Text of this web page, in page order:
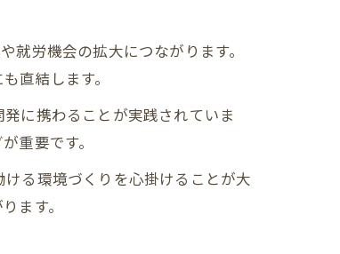
労機会の拡大につながります。
直結します。
に携わることが実践されていま
重要です。
る環境づくりを心掛けることが大
ます。